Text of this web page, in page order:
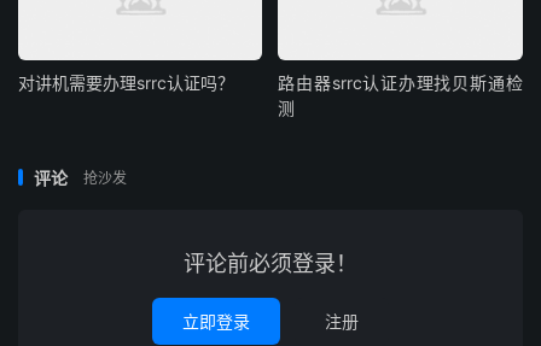
对讲机需要办理srrc认证吗？
路由器srrc认证办理找贝斯通检
测
评论 抢沙发
评论前必须登录！
立即登录 注册